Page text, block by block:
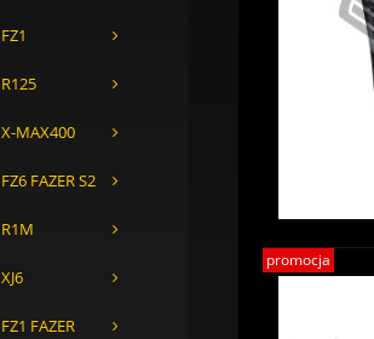
FZ1
R125
X-MAX400
FZ6 FAZER S2
R1M
XJ6
FZ1 FAZER
promocja